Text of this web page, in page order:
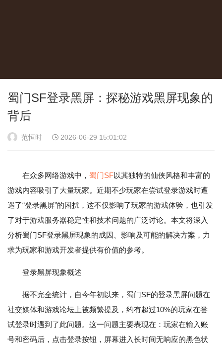
蜀门SF登录黑屏：探秘游戏黑屏现象的
背后
范恒时 2026-06-29 15:01:02
在众多网络游戏中， 蜀门SF以其独特的仙侠风格和丰富的
游戏内容吸引了大量玩家。近期不少玩家在尝试登录游戏时遭
遇了“登录黑屏”的困扰，这不仅影响了玩家的游戏体验，也引发
了对于游戏服务器稳定性和技术问题的广泛讨论。本文将深入
分析蜀门SF登录黑屏现象的成因、影响及可能的解决方案，力
求为玩家和游戏开发者提供有价值的参考。
登录黑屏现象概述
据不完全统计，自今年初以来，蜀门SF的登录黑屏问题在
社交媒体和游戏论坛上被频繁提及，约有超过10%的玩家在尝
试登录时遇到了此问题。这一问题主要表现在：玩家在输入账
号和密码后，点击登录按钮，屏幕进入长时间无响应的黑色状